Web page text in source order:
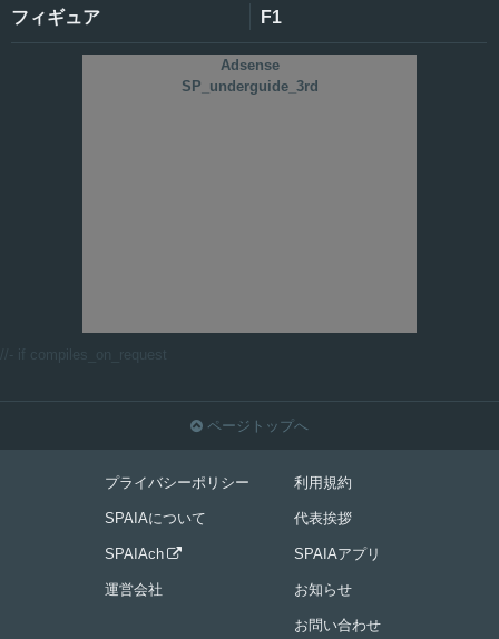
フィギュア F1
Adsense
SP_underguide_3rd
 ページトップへ
プライバシーポリシー
SPAIAについて
SPAIAch 
運営会社
利用規約
代表挨拶
SPAIAアプリ
お知らせ
お問い合わせ